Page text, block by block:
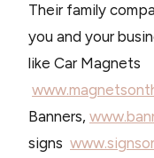
Their family
you and your
like Car Magnets
Banners,
signs